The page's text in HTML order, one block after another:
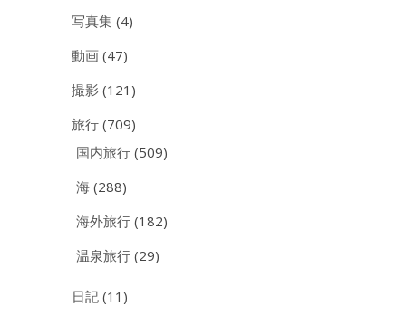
写真集 (4)
動画 (47)
撮影 (121)
旅行 (709)
国内旅行 (509)
海 (288)
海外旅行 (182)
温泉旅行 (29)
日記 (11)